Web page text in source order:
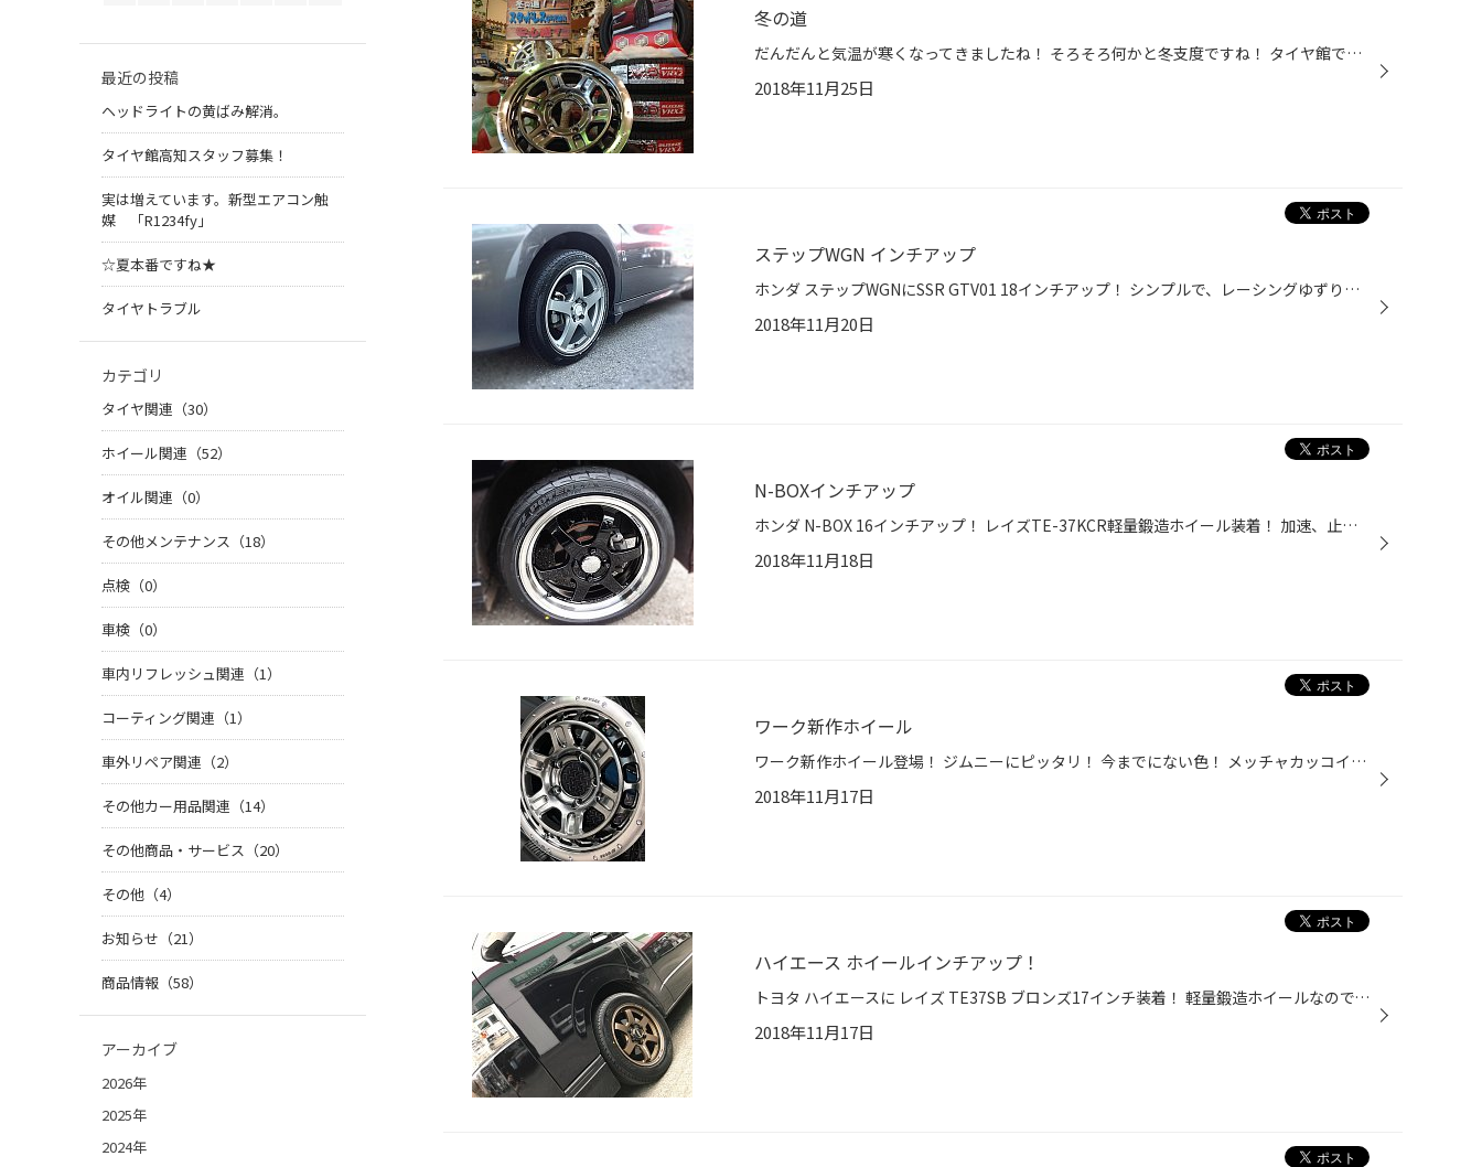
冬の道
だんだんと気温が寒くなってきましたね！ そろそろ何かと冬支度ですね！ タイヤ館では、ただいま冬用タイヤ絶賛販売取り付け中です！ ちなみに年末は、凄く込んでくるので、作業待ち時間がかなり多くなります。 今の時期に、交換をオススメします！
2018年11月25日
ステップWGN インチアップ
ホンダ ステップWGNにSSR GTV01 18インチアップ！ シンプルで、レーシングゆずりの硬派な5スポークフェイス！シンプルイズベスト！
2018年11月20日
N-BOXインチアップ
ホンダ N-BOX 16インチアップ！ レイズTE-37KCR軽量鍛造ホイール装着！ 加速、止まる、ハンドリングは、ワンランクアップ！ フェイスブラックでリム切削！機能美！メッチャカッコイイですね！
2018年11月18日
ワーク新作ホイール
ワーク新作ホイール登場！ ジムニーにピッタリ！ 今までにない色！ メッチャカッコイイ！
2018年11月17日
ハイエース ホイールインチアップ！
トヨタ ハイエースに レイズ TE37SB ブロンズ17インチ装着！ 軽量鍛造ホイールなので、加速、止まる、ハンドリングは別格！走りはワンランクアップ！ アルマイト塗装に、ガラスコーティングを施工をしたので、表面の輝きがメッチャ綺麗！ タイヤは、ブリヂストンGL-R17インチ装着！ リバーシブルデ...
2018年11月17日
最近の投稿
ヘッドライトの黄ばみ解消。
タイヤ館高知スタッフ募集！
実は増えています。新型エアコン触
媒 「R1234fy」
☆夏本番ですね★
タイヤトラブル
カテゴリ
タイヤ関連（30）
ホイール関連（52）
オイル関連（0）
その他メンテナンス（18）
点検（0）
車検（0）
車内リフレッシュ関連（1）
コーティング関連（1）
車外リペア関連（2）
その他カー用品関連（14）
その他商品・サービス（20）
その他（4）
お知らせ（21）
商品情報（58）
アーカイブ
2026年
2025年
2024年